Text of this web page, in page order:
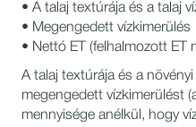
• A talaj textúrája és a talaj
• Megengedett vízkimerülés
• Nettó ET (felhalmozott ET
A talaj textúrája és a
megengedett vízkimerülést
mennyisége anélkül, hogy